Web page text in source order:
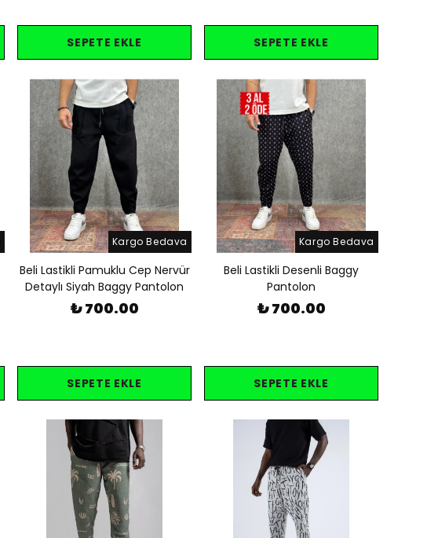
SEPETE EKLE SEPETE EKLE
Kargo Bedava
Beli Lastikli Pamuklu Cep Nervür
Detaylı Siyah Baggy Pantolon
₺ 700.00
SEPETE EKLE
Kargo Bedava
Beli Lastikli Desenli Baggy
Pantolon
₺ 700.00
SEPETE EKLE